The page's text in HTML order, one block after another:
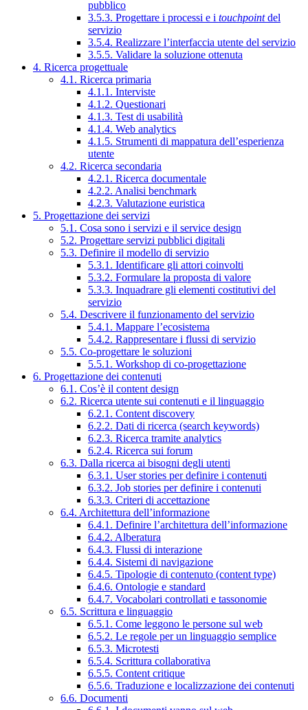
pubblico
3.5.3. Progettare i processi e i touchpointdel
servizio
3.5.4. Realizzare l’interfaccia utente del servizio
3.5.5. Validare la soluzione ottenuta
4. Ricerca progettuale
4.1. Ricerca primaria
4.1.1. Interviste
4.1.2. Questionari
4.1.3. Test di usabilità
4.1.4. Web analytics
4.1.5. Strumenti di mappatura dell’esperienza
utente
4.2. Ricerca secondaria
4.2.1. Ricerca documentale
4.2.2. Analisi benchmark
4.2.3. Valutazione euristica
5. Progettazione dei servizi
5.1. Cosa sono i servizi e il service design
5.2. Progettare servizi pubblici digitali
5.3. Definire il modello di servizio
5.3.1. Identificare gli attori coinvolti
5.3.2. Formulare la proposta di valore
5.3.3. Inquadrare gli elementi costitutivi del
servizio
5.4. Descrivere il funzionamento del servizio
5.4.1. Mappare l’ecosistema
5.4.2. Rappresentare i flussi di servizio
5.5. Co-progettare le soluzioni
5.5.1. Workshop di co-progettazione
6. Progettazione dei contenuti
6.1. Cos’è il content design
6.2. Ricerca utente sui contenuti e il linguaggio
6.2.1. Content discovery
6.2.2. Dati di ricerca (search keywords)
6.2.3. Ricerca tramite analytics
6.2.4. Ricerca sui forum
6.3. Dalla ricerca ai bisogni degli utenti
6.3.1. User stories per definire i contenuti
6.3.2. Job stories per definire i contenuti
6.3.3. Criteri di accettazione
6.4. Architettura dell’informazione
6.4.1. Definire l’architettura dell’informazione
6.4.2. Alberatura
6.4.3. Flussi di interazione
6.4.4. Sistemi di navigazione
6.4.5. Tipologie di contenuto (content type)
6.4.6. Ontologie e standard
6.4.7. Vocabolari controllati e tassonomie
6.5. Scrittura e linguaggio
6.5.1. Come leggono le persone sul web
6.5.2. Le regole per un linguaggio semplice
6.5.3. Microtesti
6.5.4. Scrittura collaborativa
6.5.5. Content critique
6.5.6. Traduzione e localizzazione dei contenuti
6.6. Documenti